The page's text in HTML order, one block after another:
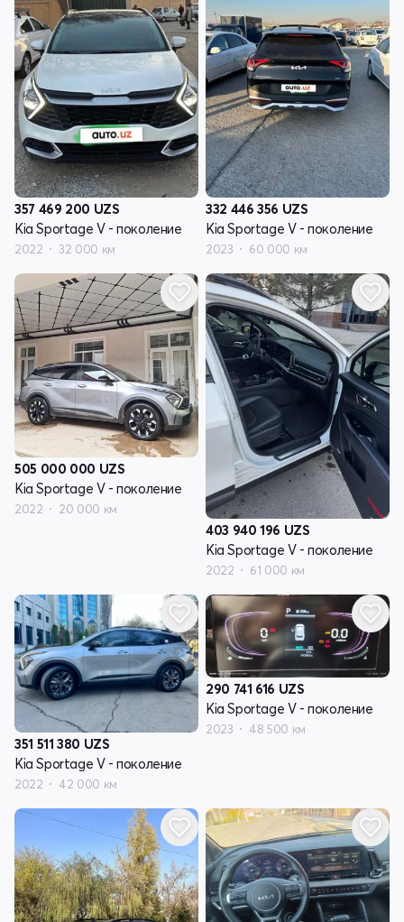
357 469 200 UZS
Kia Sportage V - поколение
2022 32 000 км
332 446 356 UZS
Kia Sportage V - поколение
2023 60 000 км
505 000 000 UZS
Kia Sportage V - поколение
2022 20 000 км
403 940 196 UZS
Kia Sportage V - поколение
2022 61 000 км
351 511 380 UZS
Kia Sportage V - поколение
2022 42 000 км
290 741 616 UZS
Kia Sportage V - поколение
2023 48 500 км